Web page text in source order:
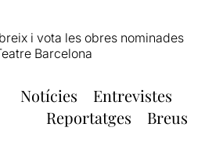
i vota les obres nominades
Barcelona
Notícies
Entrevistes
Reportatges
Breus